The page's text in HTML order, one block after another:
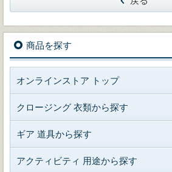
商品を探す
オンラインストア トップ
クロージング 衣類から探す
ギア 道具から探す
アクティビティ 用途から探す